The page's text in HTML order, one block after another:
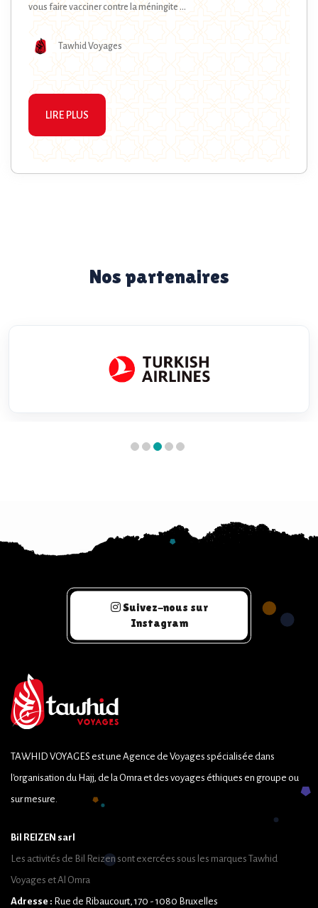
vous faire vacciner contre la méningite ...
Tawhid Voyages
LIRE PLUS
Nos partenaires
Suivez-nous sur
Instagram
TAWHID VOYAGES est une Agence de Voyages spécialisée dans
l'organisation du Hajj, de la Omra et des voyages éthiques en groupe ou
sur mesure.
Bil REIZEN sarl
Les activités de Bil Reizen sont exercées sous les marques Tawhid
Voyages et Al Omra
Adresse : Rue de Ribaucourt, 170 - 1080 Bruxelles